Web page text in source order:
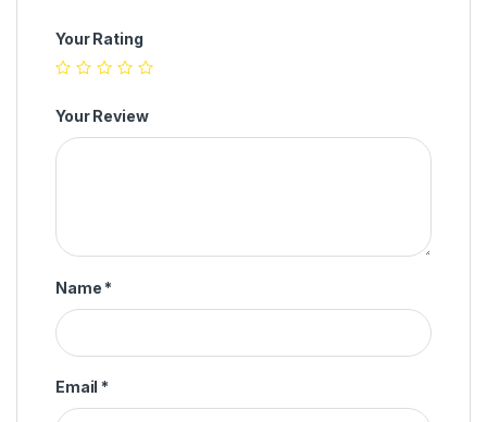
Your Rating
Your Review
Name *
Email *